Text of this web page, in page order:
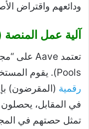
ودائعهم واقتراض
آلية عمل
Pools). يقوم المستخدمون الذين يمتلكون
رقمية (المقرضون)
تمثل حصتهم في